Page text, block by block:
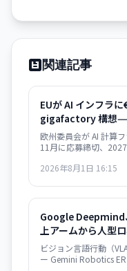
関連記事
EUが AI インフラ
gigafactory 構想
欧州委員会が AI 計算
11月に応募締切、
2026年8月1日 16:15
Google
上アームから人型
モデル
ビジョン言語行動（
ー Gemini Robotics